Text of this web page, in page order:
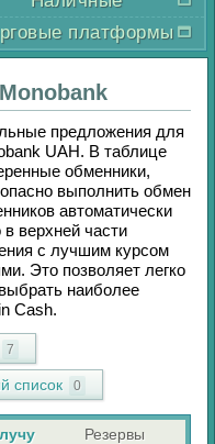
платформы
Monobank
предложения для
UAH. В таблице
обменники,
выполнить обмен
автоматически
верхней части
с лучшим курсом
Это позволяет легко
наиболее
Cash.
7
список 0
Резервы